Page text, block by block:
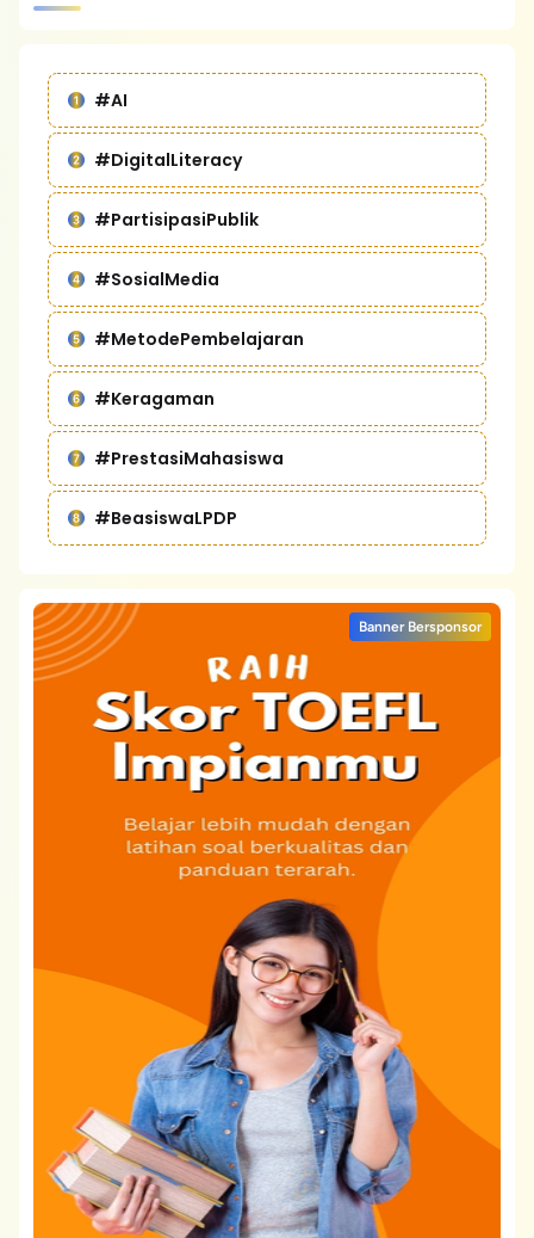
#AI
#DigitalLiteracy
#PartisipasiPublik
#SosialMedia
#MetodePembelajaran
#Keragaman
#PrestasiMahasiswa
#BeasiswaLPDP
Banner Bersponsor